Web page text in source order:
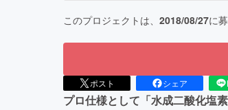
このプロジェクトは、 2018/08/27に
ポスト シェア
プロ仕様として「水成二酸化塩